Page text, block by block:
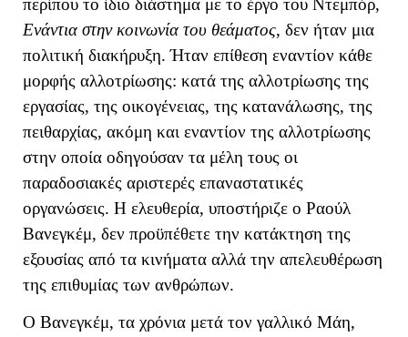
περίπου το ίδιο διάστημα με το έργο του Ντεμπόρ,
Ενάντια στην κοινωνία του θεάματος, δεν ήταν μια
πολιτική διακήρυξη. Ήταν επίθεση εναντίον κάθε
μορφής αλλοτρίωσης: κατά της αλλοτρίωσης της
εργασίας, της οικογένειας, της κατανάλωσης, της
πειθαρχίας, ακόμη και εναντίον της αλλοτρίωσης
στην οποία οδηγούσαν τα μέλη τους οι
παραδοσιακές αριστερές επαναστατικές
οργανώσεις. Η ελευθερία, υποστήριζε ο Ραούλ
Βανεγκέμ, δεν προϋπέθετε την κατάκτηση της
εξουσίας από τα κινήματα αλλά την απελευθέρωση
της επιθυμίας των ανθρώπων.
Ο Βανεγκέμ, τα χρόνια μετά τον γαλλικό Μάη,